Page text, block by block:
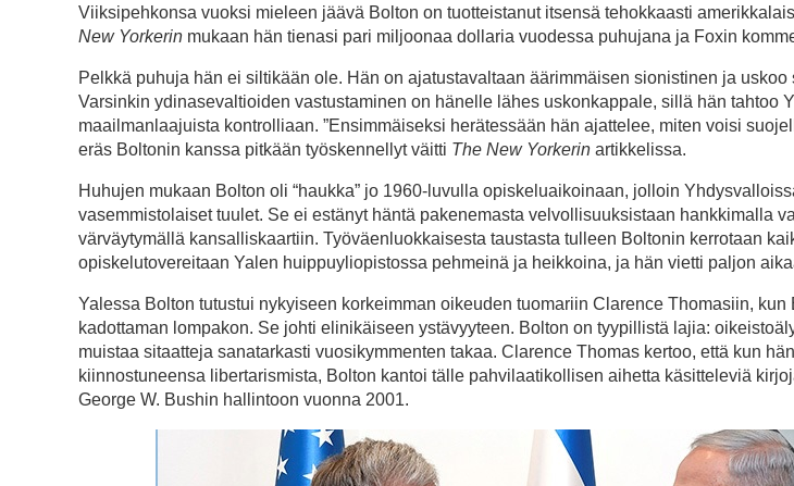
Viiksipehkonsa vuoksi mieleen jäävä Bolton on tuotteistanut itsensä tehokkaasti
New Yorkerin mukaan hän tienasi pari miljoonaa dollaria vuodessa puhujana ja Foxin
Pelkkä puhuja hän ei siltikään ole. Hän on ajatustavaltaan äärimmäisen sionistinen ja
Varsinkin ydinasevaltioiden vastustaminen on hänelle lähes uskonkappale, sillä hän tahtoo
maailmanlaajuista kontrolliaan. ”Ensimmäiseksi herätessään hän ajattelee, miten voisi
eräs Boltonin kanssa pitkään työskennellyt väitti The New Yorkerin artikkelissa.
Huhujen mukaan Bolton oli “haukka” jo 1960-luvulla opiskeluaikoinaan, jolloin
vasemmistolaiset tuulet. Se ei estänyt häntä pakenemasta velvollisuuksistaan hankkimalla
värväytymällä kansalliskaartiin. Työväenluokkaisesta taustasta tulleen Boltonin kerrotaan
opiskelutovereitaan Yalen huippuyliopistossa pehmeinä ja heikkoina, ja hän vietti paljon
Yalessa Bolton tutustui nykyiseen korkeimman oikeuden tuomariin Clarence Thomasiin,
kadottaman lompakon. Se johti elinikäiseen ystävyyteen. Bolton on tyypillistä lajia:
muistaa sitaatteja sanatarkasti vuosikymmenten takaa. Clarence Thomas kertoo, että kun
kiinnostuneensa libertarismista, Bolton kantoi tälle pahvilaatikollisen aihetta käsitteleviä
George W. Bushin hallintoon vuonna 2001.